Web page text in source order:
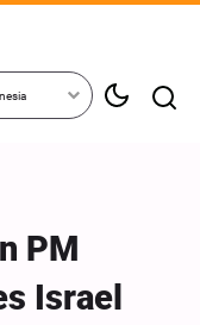
PM
Israel